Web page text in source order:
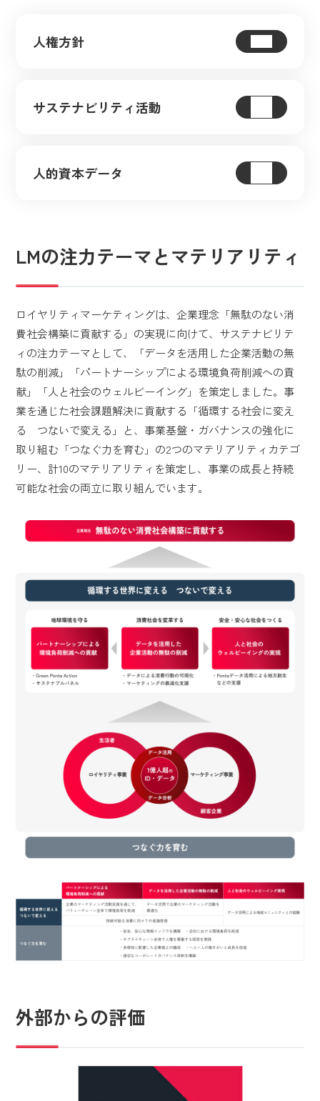
人権方針
サステナビリティ活動
人的資本データ
LMの注力テーマとマテリアリティ
ロイヤリティマーケティングは、企業理念「無駄のない消
費社会構築に貢献する」の実現に向けて、サステナビリテ
ィの注力テーマとして、「データを活用した企業活動の無
駄の削減」「パートナーシップによる環境負荷削減への貢
献」「人と社会のウェルビーイング」を策定しました。事
業を通じた社会課題解決に貢献する「循環する社会に変え
る つないで変える」と、事業基盤・ガバナンスの強化に
取り組む「つなぐ力を育む」の2つのマテリアリティカテゴ
リー、計10のマテリアリティを策定し、事業の成長と持続
可能な社会の両立に取り組んでいます。
外部からの評価